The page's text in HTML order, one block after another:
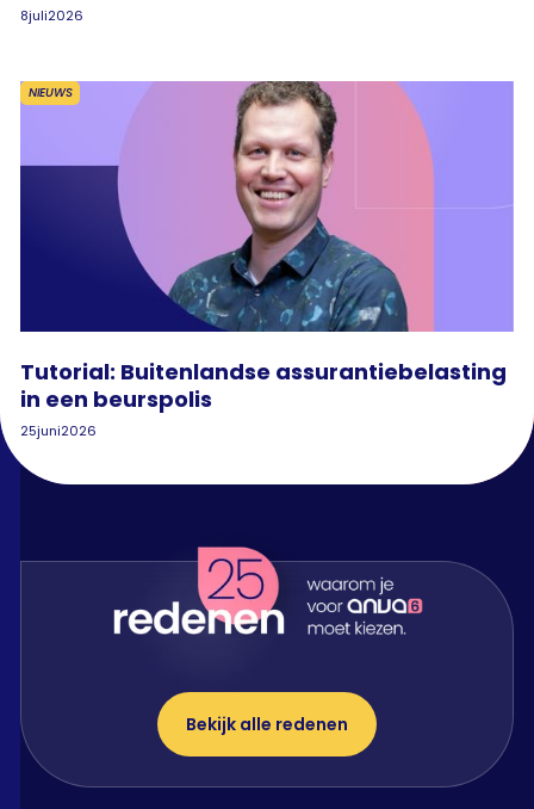
8juli2026
NIEUWS
Tutorial: Buitenlandse assurantiebelasting
in een beurspolis
25juni2026
Bekijk alle redenen